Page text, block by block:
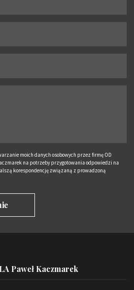
moich danych osobowych przez firmę OD
na potrzeby przygotowania odpowiedzi na
korespondencję związaną z prowadzoną
Paweł Kaczmarek